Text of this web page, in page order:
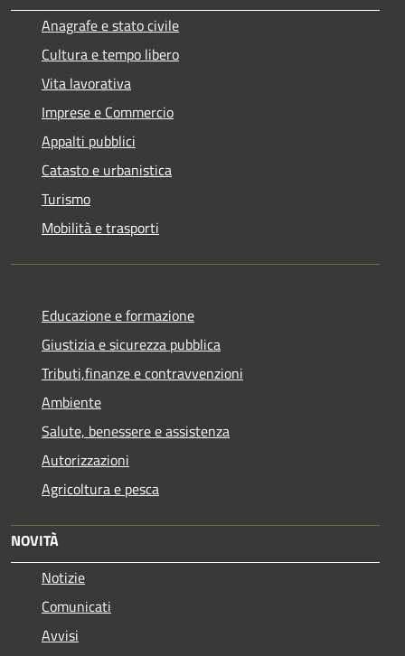
Anagrafe e stato civile
Cultura e tempo libero
Vita lavorativa
Imprese e Commercio
Appalti pubblici
Catasto e urbanistica
Turismo
Mobilità e trasporti
Educazione e formazione
Giustizia e sicurezza pubblica
Tributi,finanze e contravvenzioni
Ambiente
Salute, benessere e assistenza
Autorizzazioni
Agricoltura e pesca
NOVITÀ
Notizie
Comunicati
Avvisi